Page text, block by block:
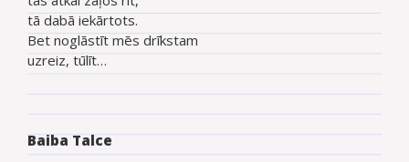
tā dabā iekārtots.
Bet noglāstīt mēs drīkstam
uzreiz, tūlīt…
Baiba Talce